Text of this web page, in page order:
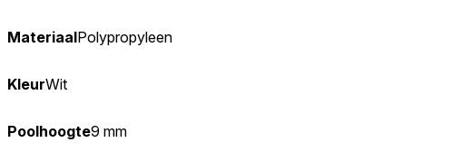
MateriaalPolypropyleen
KleurWit
Poolhoogte9 mm